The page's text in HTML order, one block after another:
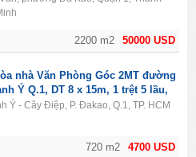
50000 USD
2200 m2
4700 USD
720 m2
nhà Văn Phòng Góc 2MT đường
Ý Q.1, DT 8 x 15m, 1 trệt 5 lầu,
Ý - Cây Điệp, P. Đakao, Q.1, TP. HCM